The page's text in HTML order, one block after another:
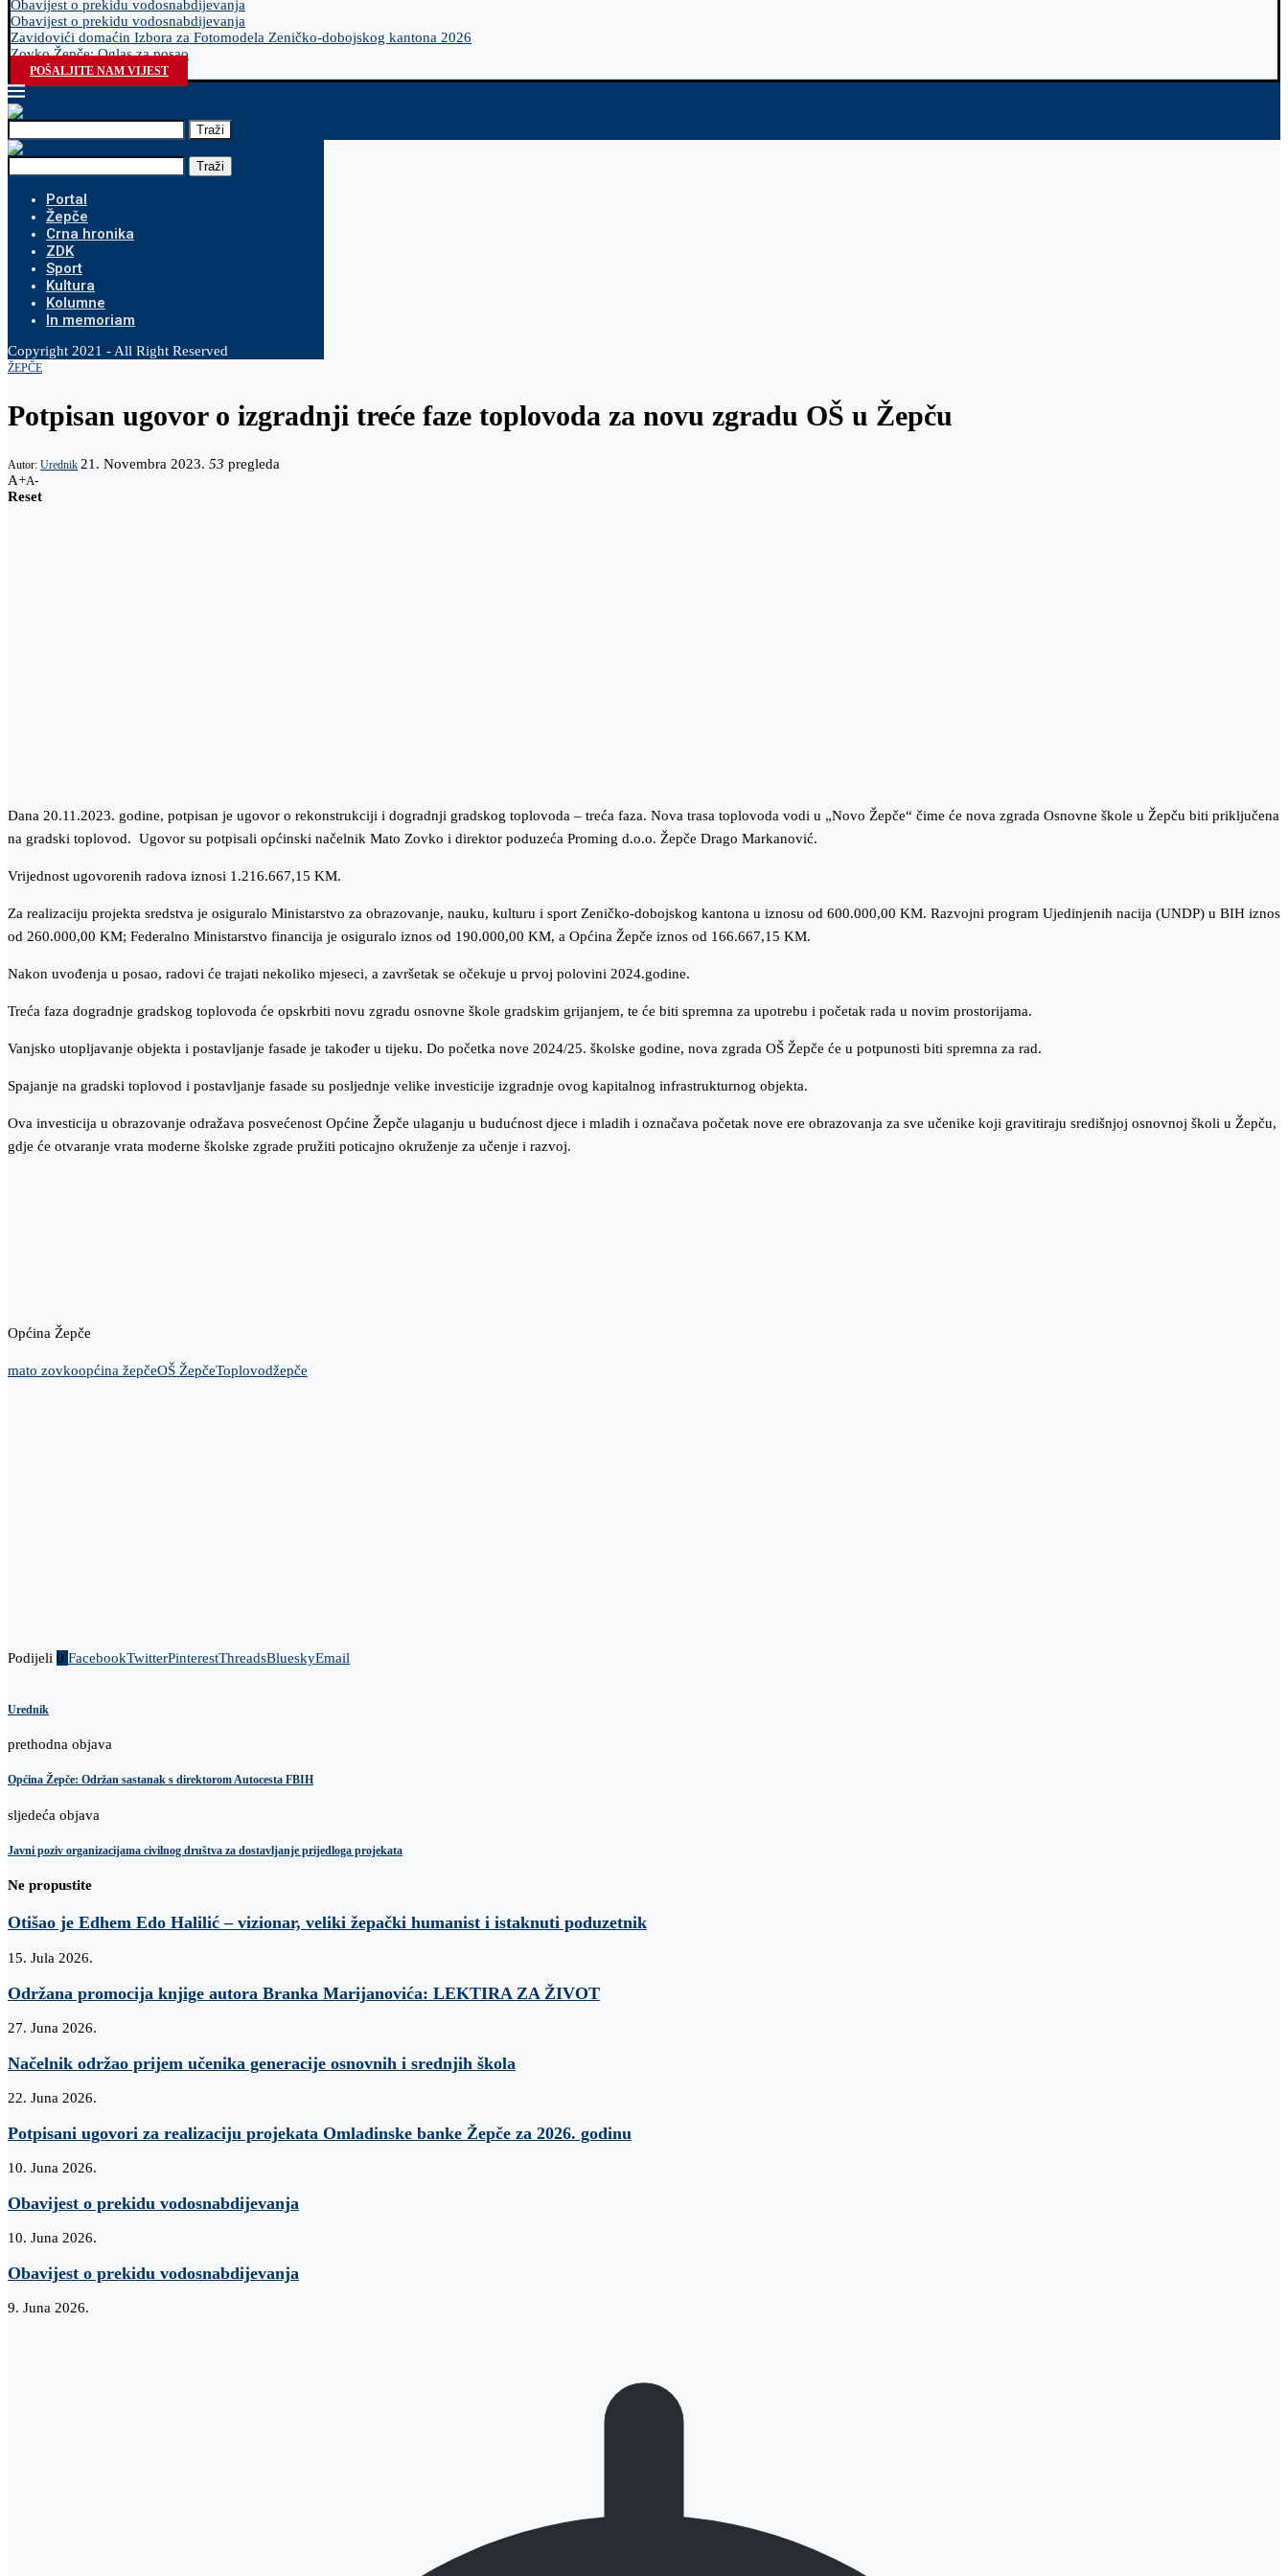
Obavijest o prekidu vodosnabdijevanja
Obavijest o prekidu vodosnabdijevanja
Zavidovići domaćin Izbora za Fotomodela Zeničko-dobojskog kantona 2026
Zovko Žepče: Oglas za posao
POŠALJITE NAM VIJEST
Traži
Traži
Portal
Žepče
Crna hronika
ZDK
Sport
Kultura
Kolumne
In memoriam
Copyright 2021 - All Right Reserved
ŽEPČE
Potpisan ugovor o izgradnji treće faze toplovoda za novu zgradu OŠ u Žepču
Autor: Urednik 21. Novembra 2023. 53 pregleda
A+A-
Reset
Dana 20.11.2023. godine, potpisan je ugovor o rekonstrukciji i dogradnji gradskog toplovoda – treća faza. Nova trasa toplovoda vodi u „Novo Žepče“ čime će nova zgrada Osnovne škole u Žepču biti priključena
na gradski toplovod. Ugovor su potpisali općinski načelnik Mato Zovko i direktor poduzeća Proming d.o.o. Žepče Drago Markanović.
Vrijednost ugovorenih radova iznosi 1.216.667,15 KM.
Za realizaciju projekta sredstva je osiguralo Ministarstvo za obrazovanje, nauku, kulturu i sport Zeničko-dobojskog kantona u iznosu od 600.000,00 KM. Razvojni program Ujedinjenih nacija (UNDP) u BIH iznos
od 260.000,00 KM; Federalno Ministarstvo financija je osiguralo iznos od 190.000,00 KM, a Općina Žepče iznos od 166.667,15 KM.
Nakon uvođenja u posao, radovi će trajati nekoliko mjeseci, a završetak se očekuje u prvoj polovini 2024.godine.
Treća faza dogradnje gradskog toplovoda će opskrbiti novu zgradu osnovne škole gradskim grijanjem, te će biti spremna za upotrebu i početak rada u novim prostorijama.
Vanjsko utopljavanje objekta i postavljanje fasade je također u tijeku. Do početka nove 2024/25. školske godine, nova zgrada OŠ Žepče će u potpunosti biti spremna za rad.
Spajanje na gradski toplovod i postavljanje fasade su posljednje velike investicije izgradnje ovog kapitalnog infrastrukturnog objekta.
Ova investicija u obrazovanje odražava posvećenost Općine Žepče ulaganju u budućnost djece i mladih i označava početak nove ere obrazovanja za sve učenike koji gravitiraju središnjoj osnovnoj školi u Žepču,
gdje će otvaranje vrata moderne školske zgrade pružiti poticajno okruženje za učenje i razvoj.
Općina Žepče
mato zovkoopćina žepčeOŠ ŽepčeToplovodžepče
Podijeli 0 FacebookTwitterPinterestThreadsBlueskyEmail
Urednik
prethodna objava
Općina Žepče: Održan sastanak s direktorom Autocesta FBIH
sljedeća objava
Javni poziv organizacijama civilnog društva za dostavljanje prijedloga projekata
Ne propustite
Otišao je Edhem Edo Halilić – vizionar, veliki žepački humanist i istaknuti poduzetnik
15. Jula 2026.
Održana promocija knjige autora Branka Marijanovića: LEKTIRA ZA ŽIVOT
27. Juna 2026.
Načelnik održao prijem učenika generacije osnovnih i srednjih škola
22. Juna 2026.
Potpisani ugovori za realizaciju projekata Omladinske banke Žepče za 2026. godinu
10. Juna 2026.
Obavijest o prekidu vodosnabdijevanja
10. Juna 2026.
Obavijest o prekidu vodosnabdijevanja
9. Juna 2026.